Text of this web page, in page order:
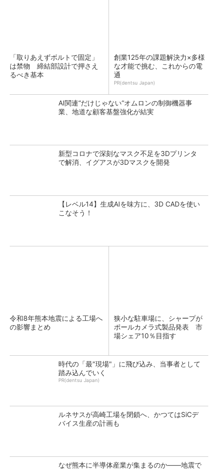
「取りあえずボルトで固定」
は禁物 締結部設計で押さえ
るべき基本
創業125年の課題解決力×多様
な才能で挑む、これからの電
通
PR(dentsu Japan)
AI関連“だけじゃない”オムロンの制御機器事
業、地道な顧客基盤強化が結実
新型コロナで深刻なマスク不足を3Dプリンタ
で解消、イグアスが3Dマスクを開発
【レベル14】生成AIを味方に、3D CADを使い
こなそう！
令和8年熊本地震による工場へ
の影響まとめ
狭小な駐車場に、シャープが
ポールカメラ式製品発表 市
場シェア10％目指す
時代の「最"現場"」に飛び込み、当事者として
踏み込んでいく
PR(dentsu Japan)
ルネサスが高崎工場を閉鎖へ、かつてはSiCデ
バイス生産の計画も
なぜ熊本に半導体産業が集まるのか――地震で